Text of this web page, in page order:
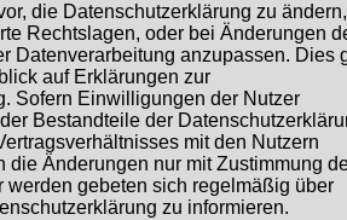
die Datenschutzerklärung zu ändern,
Rechtslagen, oder bei Änderungen
Datenverarbeitung anzupassen. Dies
auf Erklärungen zur
Sofern Einwilligungen der Nutzer
Bestandteile der
mit den Nutzern
die Änderungen nur mit Zustimmung
werden gebeten sich regelmäßig über
zu informieren.